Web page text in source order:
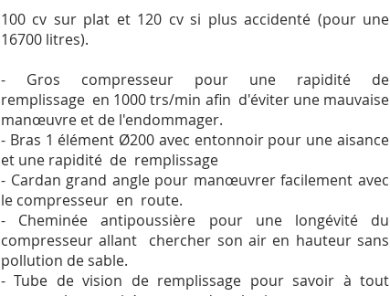
100 cv sur plat et 120 cv si plus accidenté (pour une
16700 litres).
- Gros compresseur pour une rapidité de
remplissage en 1000 trs/min afin d'éviter une mauvaise
manœuvre et de l'endommager.
- Bras 1 élément Ø200 avec entonnoir pour une aisance
et une rapidité de remplissage
- Cardan grand angle pour manœuvrer facilement avec
le compresseur en route.
- Cheminée antipoussière pour une longévité du
compresseur allant chercher son air en hauteur sans
pollution de sable.
- Tube de vision de remplissage pour savoir à tout